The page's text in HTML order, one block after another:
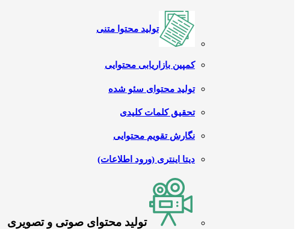
تولید محتوا متنی
کمپین بازاریابی محتوایی
تولید محتوای سئو شده
تحقیق کلمات کلیدی
نگارش تقویم محتوایی
دیتا اینتری (ورود اطلاعات)
تولید محتوای صوتی و تصویری